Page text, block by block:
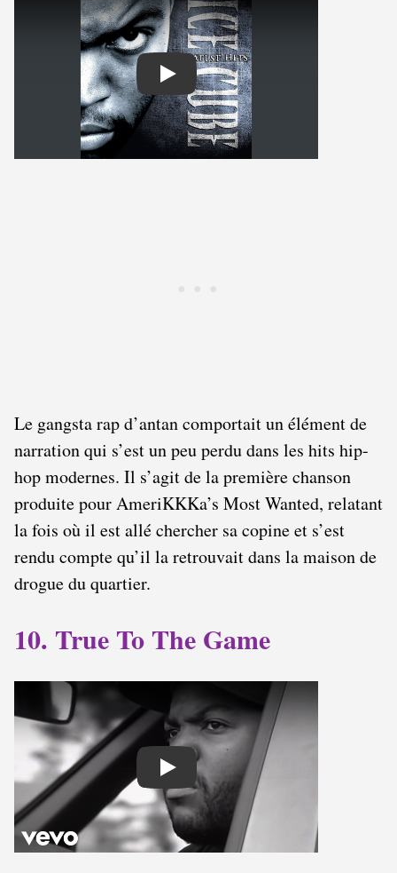
Play
Le gangsta rap d’antan comportait un élément de
narration qui s’est un peu perdu dans les hits hip-
hop modernes. Il s’agit de la première chanson
produite pour AmeriKKKa’s Most Wanted, relatant
la fois où il est allé chercher sa copine et s’est
rendu compte qu’il la retrouvait dans la maison de
drogue du quartier.
10. True To The Game
Play